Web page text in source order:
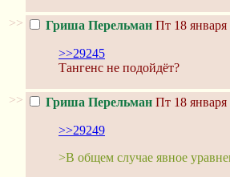
>> Гриша Перельман Пт 18
>>29245
Тангенс не подойдёт?
>> Гриша Перельман Пт 18
>>29249
>В общем случае явное